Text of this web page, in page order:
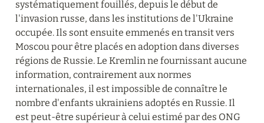
systématiquement fouillés, depuis le début de
l'invasion russe, dans les institutions de l'Ukraine
occupée. Ils sont ensuite emmenés en transit vers
Moscou pour être placés en adoption dans diverses
régions de Russie. Le Kremlin ne fournissant aucune
information, contrairement aux normes
internationales, il est impossible de connaître le
nombre d'enfants ukrainiens adoptés en Russie. Il
est peut-être supérieur à celui estimé par des ONG